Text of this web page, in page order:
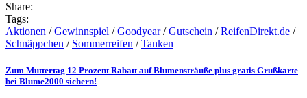
Share:
Tags:
Aktionen /Gewinnspiel /Goodyear/Gutschein /ReifenDirekt.de /
Schnäppchen / Sommerreifen /Tanken
Zum Muttertag 12 Prozent Rabatt auf Blumensträuße plus gratis Grußkarte
bei Blume2000 sichern!